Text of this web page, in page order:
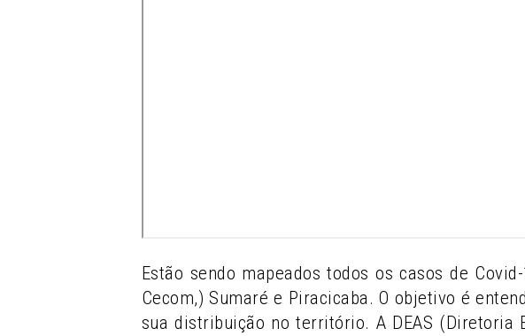
Estão sendo mapeados todos os casos de
Cecom,) Sumaré e Piracicaba. O objetivo é
sua distribuição no território. A DEAS (Diretoria